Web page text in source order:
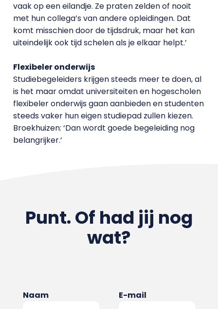
vaak op een eilandje. Ze praten zelden of nooit
met hun collega’s van andere opleidingen. Dat
komt misschien door de tijdsdruk, maar het kan
uiteindelijk ook tijd schelen als je elkaar helpt.’
Flexibeler onderwijs
Studiebegeleiders krijgen steeds meer te doen, al
is het maar omdat universiteiten en hogescholen
flexibeler onderwijs gaan aanbieden en studenten
steeds vaker hun eigen studiepad zullen kiezen.
Broekhuizen: ‘Dan wordt goede begeleiding nog
belangrijker.’
Punt. Of had jij nog
wat?
Naam E-mail